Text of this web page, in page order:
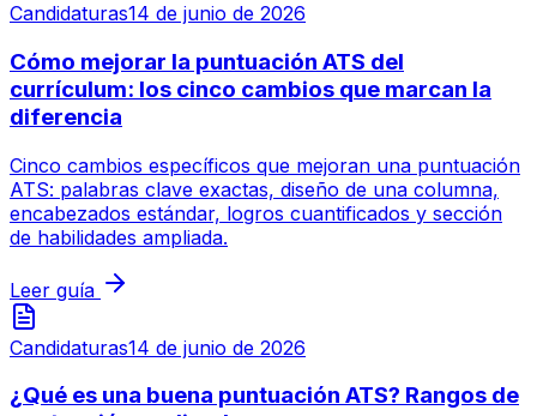
Candidaturas14 de junio de 2026
Cómo mejorar la puntuación ATS del
currículum: los cinco cambios que marcan la
diferencia
Cinco cambios específicos que mejoran una puntuación
ATS: palabras clave exactas, diseño de una columna,
encabezados estándar, logros cuantificados y sección
de habilidades ampliada.
Leer guía
Candidaturas14 de junio de 2026
¿Qué es una buena puntuación ATS? Rangos de